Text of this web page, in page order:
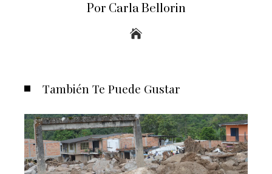
Por Carla Bellorin
También Te Puede Gustar